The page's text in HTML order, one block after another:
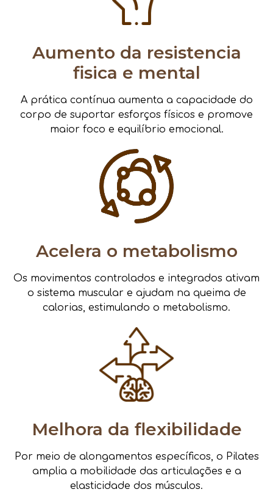
Aumento da resistencia
fisica e mental
A prática contínua aumenta a capacidade do
corpo de suportar esforços físicos e promove
maior foco e equilíbrio emocional.
Acelera o metabolismo
Os movimentos controlados e integrados ativam
o sistema muscular e ajudam na queima de
calorias, estimulando o metabolismo.
Melhora da flexibilidade
Por meio de alongamentos específicos, o Pilates
amplia a mobilidade das articulações e a
elasticidade dos músculos.